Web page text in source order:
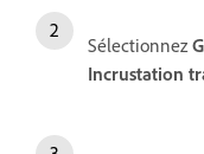
Sélectionnez
Incrustation